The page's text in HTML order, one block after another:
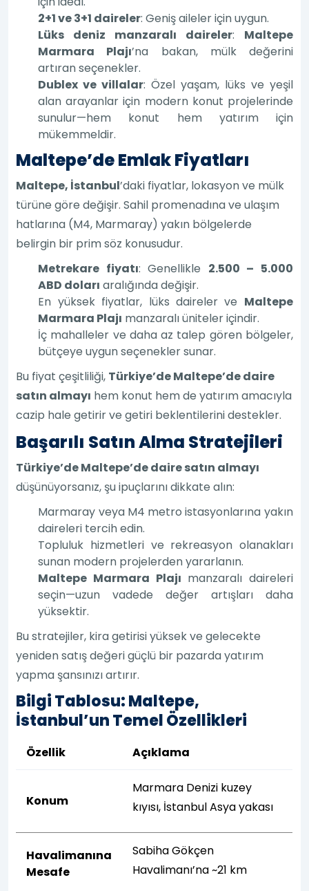
2+1 ve 3+1 daireler: Geniş aileler için uygun.
Lüks deniz manzaralı daireler: Maltepe
Marmara Plajı’na bakan, mülk değerini
artıran seçenekler.
Dublex ve villalar: Özel yaşam, lüks ve yeşil
alan arayanlar için modern konut projelerinde
sunulur—hem konut hem yatırım için
mükemmeldir.
Maltepe’de Emlak Fiyatları
Maltepe, İstanbul’daki fiyatlar, lokasyon ve mülk
türüne göre değişir. Sahil promenadına ve ulaşım
hatlarına (M4, Marmaray) yakın bölgelerde
belirgin bir prim söz konusudur.
Metrekare fiyatı: Genellikle 2.500 – 5.000
ABD doları aralığında değişir.
En yüksek fiyatlar, lüks daireler ve Maltepe
Marmara Plajı manzaralı üniteler içindir.
İç mahalleler ve daha az talep gören bölgeler,
bütçeye uygun seçenekler sunar.
Bu fiyat çeşitliliği, Türkiye’de Maltepe’de daire
satın almayı hem konut hem de yatırım amacıyla
cazip hale getirir ve getiri beklentilerini destekler.
Başarılı Satın Alma Stratejileri
Türkiye’de Maltepe’de daire satın almayı
düşünüyorsanız, şu ipuçlarını dikkate alın:
Marmaray veya M4 metro istasyonlarına yakın
daireleri tercih edin.
Topluluk hizmetleri ve rekreasyon olanakları
sunan modern projelerden yararlanın.
Maltepe Marmara Plajı manzaralı daireleri
seçin—uzun vadede değer artışları daha
yüksektir.
Bu stratejiler, kira getirisi yüksek ve gelecekte
yeniden satış değeri güçlü bir pazarda yatırım
yapma şansınızı artırır.
Bilgi Tablosu: Maltepe,
İstanbul’un Temel Özellikleri
Özellik Açıklama
Konum
Marmara Denizi kuzey
kıyısı, İstanbul Asya yakası
Havalimanına
Mesafe
Sabiha Gökçen
Havalimanı’na ~21 km